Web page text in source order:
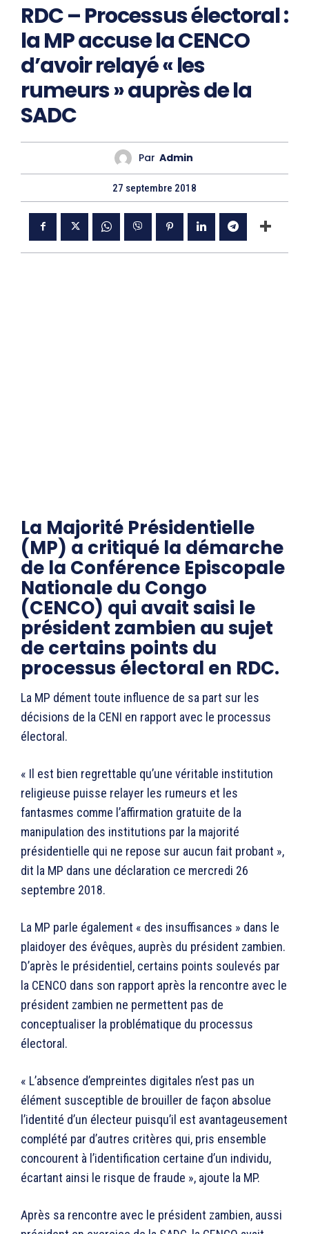
RDC – Processus électoral :
la MP accuse la CENCO
d’avoir relayé « les
rumeurs » auprès de la
SADC
Par Admin
27 septembre 2018
La Majorité Présidentielle
(MP) a critiqué la démarche
de la Conférence Episcopale
Nationale du Congo
(CENCO) qui avait saisi le
président zambien au sujet
de certains points du
processus électoral en RDC.
La MP dément toute influence de sa part sur les
décisions de la CENI en rapport avec le processus
électoral.
« Il est bien regrettable qu’une véritable institution
religieuse puisse relayer les rumeurs et les
fantasmes comme l’affirmation gratuite de la
manipulation des institutions par la majorité
présidentielle qui ne repose sur aucun fait probant »,
dit la MP dans une déclaration ce mercredi 26
septembre 2018.
La MP parle également « des insuffisances » dans le
plaidoyer des évêques, auprès du président zambien.
D’après le présidentiel, certains points soulevés par
la CENCO dans son rapport après la rencontre avec le
président zambien ne permettent pas de
conceptualiser la problématique du processus
électoral.
« L’absence d’empreintes digitales n’est pas un
élément susceptible de brouiller de façon absolue
l’identité d’un électeur puisqu’il est avantageusement
complété par d’autres critères qui, pris ensemble
concourent à l’identification certaine d’un individu,
écartant ainsi le risque de fraude », ajoute la MP.
Après sa rencontre avec le président zambien, aussi